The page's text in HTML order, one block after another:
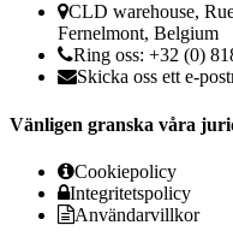
CLD warehouse,
Fernelmont, Belgium
Ring oss: +32 (0)
Skicka oss ett e-
Vänligen granska våra
Cookiepolicy
Integritetspolicy
Användarvillkor